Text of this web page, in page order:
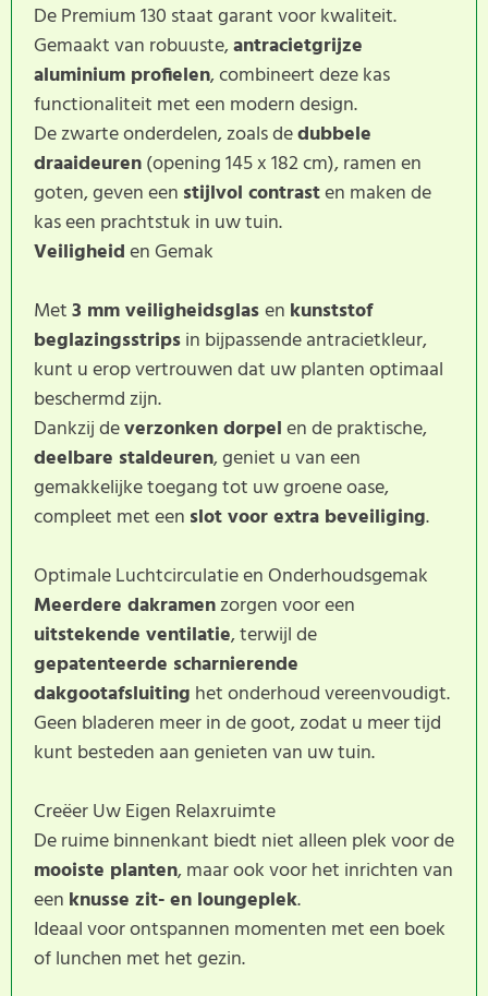
De Premium 130 staat garant voor kwaliteit.
Gemaakt van robuuste,antracietgrijze
aluminium profielen, combineert deze kas
functionaliteit met een modern design.
De zwarte onderdelen, zoals dedubbele
draaideuren(opening 145 x 182 cm), ramen en
goten, geven een stijlvol contrasten maken de
kas een prachtstuk in uw tuin.
Veiligheiden Gemak
Met3 mm veiligheidsglasen kunststof
beglazingsstripsin bijpassende antracietkleur,
kunt u erop vertrouwen dat uw planten optimaal
beschermd zijn.
Dankzij deverzonken dorpelen de praktische,
deelbare staldeuren, geniet u van een
gemakkelijke toegang tot uw groene oase,
compleet met een slot voor extra beveiliging.
Optimale Luchtcirculatie en Onderhoudsgemak
Meerdere dakramenzorgen voor een
uitstekende ventilatie, terwijl de
gepatenteerde scharnierende
dakgootafsluiting het onderhoud vereenvoudigt.
Geen bladeren meer in de goot, zodat u meer tijd
kunt besteden aan genieten van uw tuin.
Creëer Uw Eigen Relaxruimte
De ruime binnenkant biedt niet alleen plek voor de
mooiste planten, maar ook voor het inrichten van
een knusse zit- en loungeplek.
Ideaal voor ontspannen momenten met een boek
of lunchen met het gezin.